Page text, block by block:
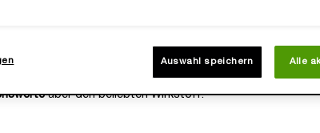
WIE WIRKT SIE?
Mit großer Wahrscheinlichkeit hast auch Du
Wirkstoff
enthalten. Vielleicht sogar
Vorteile bringt Hyaluronsäure für Deine Haut mit sich
über den beliebten Wirkstoff.
Auswahl speichern Alle